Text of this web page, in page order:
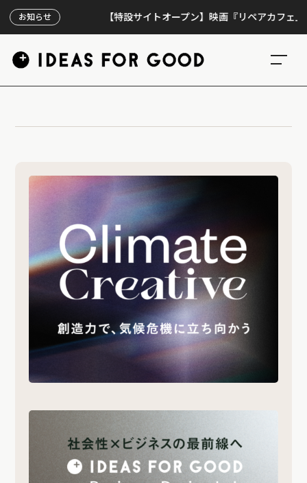
お知らせ 【特設サイトオープン】映画『リペアカフェ』、上